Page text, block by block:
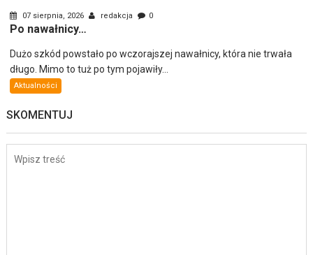
07 sierpnia, 2026 redakcja 0
Po nawałnicy…
Dużo szkód powstało po wczorajszej nawałnicy, która nie trwała
długo. Mimo to tuż po tym pojawiły...
Aktualności
SKOMENTUJ